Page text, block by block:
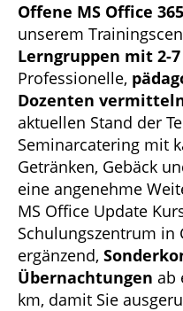
Offene MS Office
unserem
Lerngruppen mit 2-
Professionelle,
Dozenten
aktuellen Stand der
Seminarcatering mit
Getränken, Gebäck
eine angenehme
MS Office Update
Schulungszentrum in
ergänzend,
Übernachtungen ab
km, damit Sie